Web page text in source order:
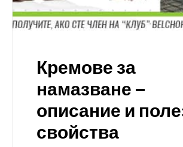
Кремове за
намазване –
описание и
свойства